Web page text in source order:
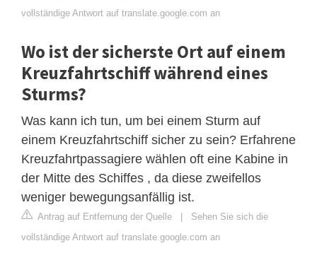
vollständige Antwort auf translate.google.com an
Wo ist der sicherste Ort auf einem
Kreuzfahrtschiff während eines
Sturms?
Was kann ich tun, um bei einem Sturm auf
einem Kreuzfahrtschiff sicher zu sein? Erfahrene
Kreuzfahrtpassagiere wählen oft eine Kabine in
der Mitte des Schiffes , da diese zweifellos
weniger bewegungsanfällig ist.
Antrag auf Entfernung der Quelle | Sehen Sie sich die
vollständige Antwort auf translate.google.com an